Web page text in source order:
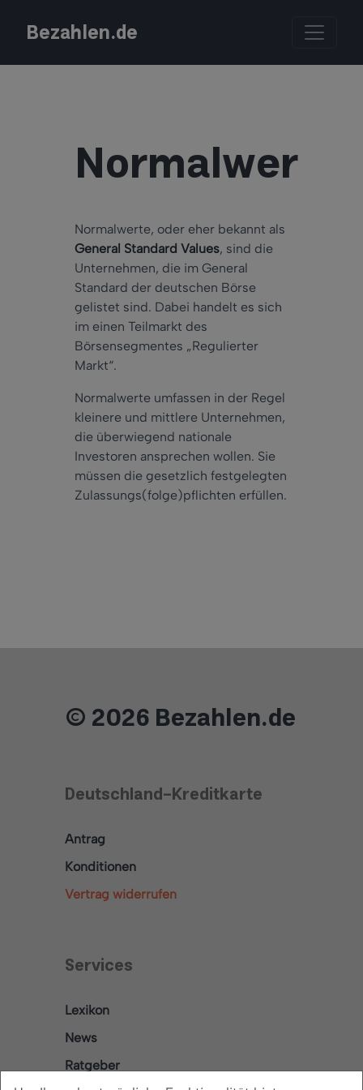
Bezahlen.de
Normalwert
Normalwerte, oder eher bekannt als
General Standard Values, sind die
Unternehmen, die im General
Standard der deutschen Börse
gelistet sind. Dabei handelt es sich
im einen Teilmarkt des
Börsensegmentes „Regulierter
Markt“.
Normalwerte umfassen in der Regel
kleinere und mittlere Unternehmen,
die überwiegend nationale
Investoren ansprechen wollen. Sie
müssen die gesetzlich festgelegten
Zulassungs(folge)pflichten erfüllen.
© 2026 Bezahlen.de
Deutschland-Kreditkarte
Antrag
Konditionen
Vertrag widerrufen
Services
Lexikon
News
Ratgeber